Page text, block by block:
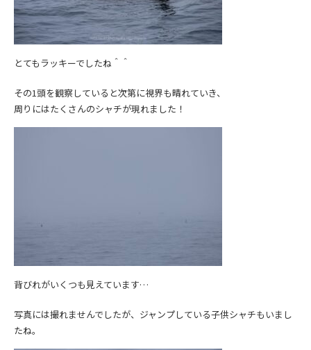
とてもラッキーでしたね＾＾
その1頭を観察していると次第に視界も晴れていき、
周りにはたくさんのシャチが現れました！
背びれがいくつも見えています…
写真には撮れませんでしたが、ジャンプしている子供シャチもいまし
たね。